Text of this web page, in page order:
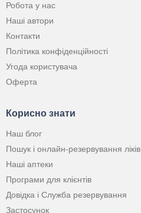
Робота у нас
Наші автори
Контакти
Політика конфіденційності
Угода користувача
Оферта
Корисно знати
Наш блог
Пошук і онлайн-резервування ліків
Наші аптеки
Програми для клієнтів
Довідка і Служба резервування
Застосунок